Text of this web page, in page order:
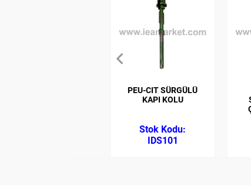
PEU-CIT SÜRGÜLÜ
KAPI KOLU
IDS101